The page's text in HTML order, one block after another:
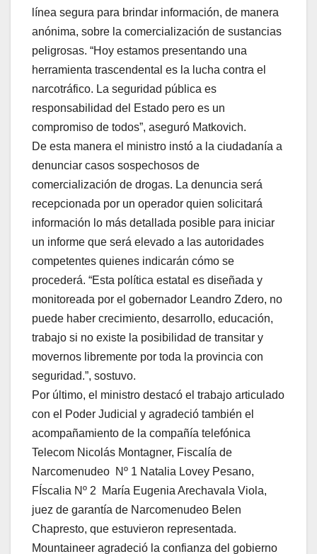
línea segura para brindar información, de manera
anónima, sobre la comercialización de sustancias
peligrosas. “Hoy estamos presentando una
herramienta trascendental es la lucha contra el
narcotráfico. La seguridad pública es
responsabilidad del Estado pero es un
compromiso de todos”, aseguró Matkovich.
De esta manera el ministro instó a la ciudadanía a
denunciar casos sospechosos de
comercialización de drogas. La denuncia será
recepcionada por un operador quien solicitará
información lo más detallada posible para iniciar
un informe que será elevado a las autoridades
competentes quienes indicarán cómo se
procederá. “Esta política estatal es diseñada y
monitoreada por el gobernador Leandro Zdero, no
puede haber crecimiento, desarrollo, educación,
trabajo si no existe la posibilidad de transitar y
movernos libremente por toda la provincia con
seguridad.”, sostuvo.
Por último, el ministro destacó el trabajo articulado
con el Poder Judicial y agradeció también el
acompañamiento de la compañía telefónica
Telecom Nicolás Montagner, Fiscalía de
Narcomenudeo Nº 1 Natalia Lovey Pesano,
FÍscalia Nº 2 María Eugenia Arechavala Viola,
juez de garantía de Narcomenudeo Belen
Chapresto, que estuvieron representada.
Mountaineer agradeció la confianza del gobierno